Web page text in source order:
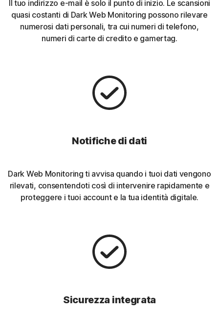
Il tuo indirizzo e-mail è solo il punto di inizio. Le scansioni
quasi costanti di Dark Web Monitoring possono rilevare
numerosi dati personali, tra cui numeri di telefono,
numeri di carte di credito e gamertag.
Notifiche di dati
Dark Web Monitoring ti avvisa quando i tuoi dati vengono
rilevati, consentendoti così di intervenire rapidamente e
proteggere i tuoi account e la tua identità digitale.
Sicurezza integrata